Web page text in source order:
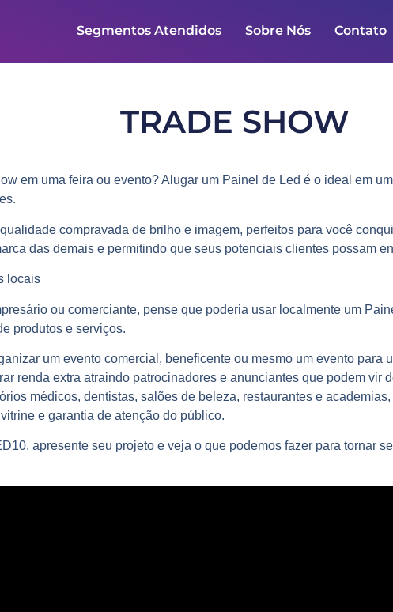
Segmentos Atendidos Sobre Nós Contato
TRADE SHOW
em uma feira ou evento? Alugar um Painel de Led é o ideal em
compravada de brilho e imagem, perfeitos para você
das demais e permitindo que seus potenciais clientes possam
locais
ou comerciante, pense que poderia usar localmente um
produtos e serviços.
um evento comercial, beneficente ou mesmo um evento para
renda extra atraindo patrocinadores e anunciantes que podem vir
médicos, dentistas, salões de beleza, restaurantes e
e garantia de atenção do público.
apresente seu projeto e veja o que podemos fazer para tornar